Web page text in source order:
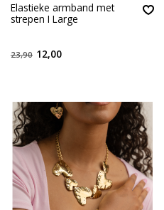
Elastieke armband met
strepen I Large
23,90 12,00